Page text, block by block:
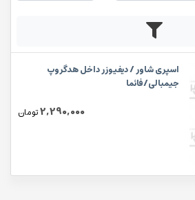
اسپری شاور / دیفیوزر داخل هدگروپ
جیمبالی/فائما
2,290,000تومان